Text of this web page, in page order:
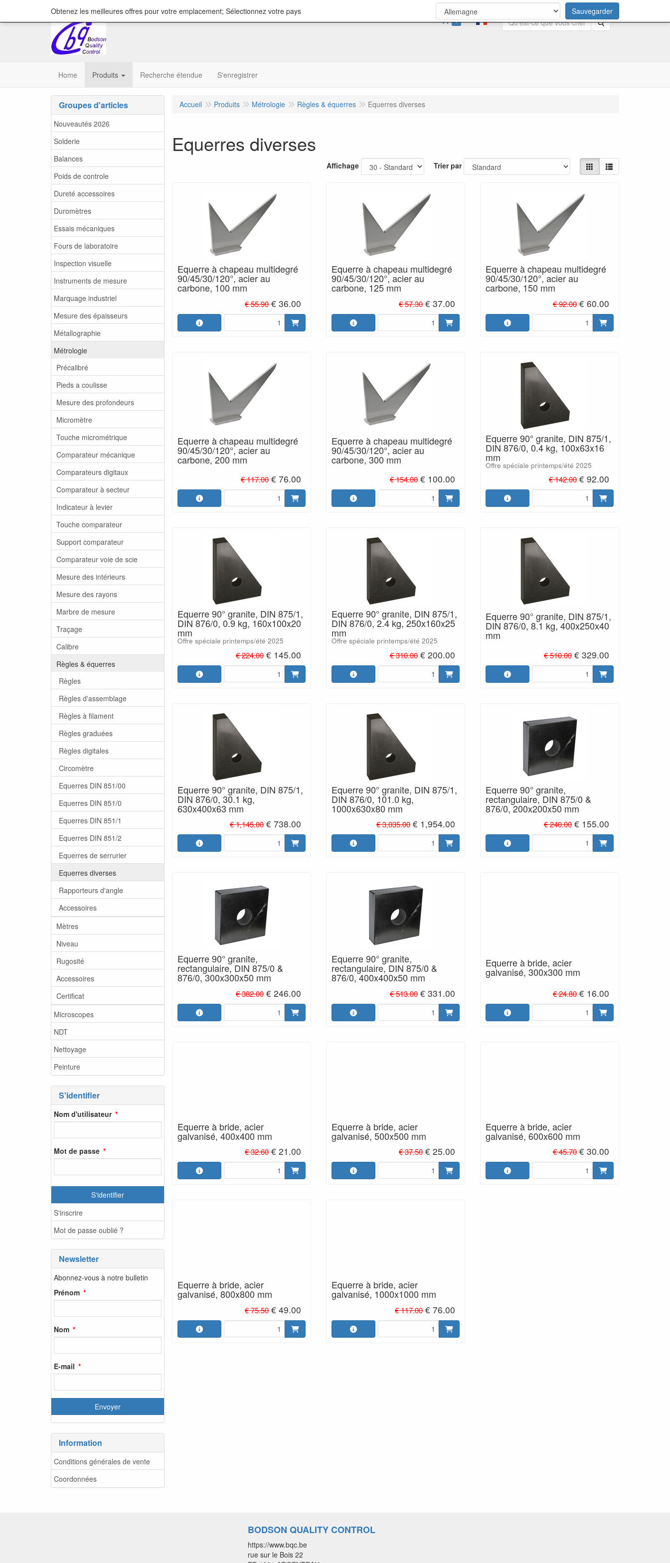
0 Rechercher
Home Produits Recherche étendue S'enregistrer
Groupes d'articles
Nouveautés 2026
Solderie
Balances
Poids de controle
Dureté accessoires
Duromètres
Essais mécaniques
Fours de laboratoire
Inspection visuelle
Instruments de mesure
Marquage industriel
Mesure des épaisseurs
Métallographie
Métrologie
Précalibré
Pieds a coulisse
Mesure des profondeurs
Micromètre
Touche micrométrique
Comparateur mécanique
Comparateurs digitaux
Comparateur à secteur
Indicateur à levier
Touche comparateur
Support comparateur
Comparateur voie de scie
Mesure des intérieurs
Mesure des rayons
Marbre de mesure
Traçage
Calibre
Règles & équerres
Règles
Règles d'assemblage
Règles à filament
Règles graduées
Règles digitales
Circomètre
Equerres DIN 851/00
Equerres DIN 851/0
Equerres DIN 851/1
Equerres DIN 851/2
Equerres de serrurier
Equerres diverses
Rapporteurs d'angle
Accessoires
Mètres
Niveau
Rugosité
Accessoires
Certificat
Microscopes
NDT
Nettoyage
Peinture
S'identifier
Nom d'utilisateur
Mot de passe
S'identifier
S'inscrire
Mot de passe oublié ?
Newsletter
Abonnez-vous à notre bulletin
Prénom
Nom
E-mail
Information
Conditions générales de vente
Coordonnées
Accueil Produits Métrologie Règles & équerres Equerres diverses
Equerres diverses
Affichage Trier par
Equerre à chapeau multidegré
90/45/30/120°, acier au
carbone, 100 mm
€ 55.90 € 36.00
Equerre à chapeau multidegré
90/45/30/120°, acier au
carbone, 125 mm
€ 57.30 € 37.00
Equerre à chapeau multidegré
90/45/30/120°, acier au
carbone, 150 mm
€ 92.00 € 60.00
Equerre à chapeau multidegré
90/45/30/120°, acier au
carbone, 200 mm
€ 117.00 € 76.00
Equerre à chapeau multidegré
90/45/30/120°, acier au
carbone, 300 mm
€ 154.00 € 100.00
Equerre 90° granite, DIN 875/1,
DIN 876/0, 0.4 kg, 100x63x16
mm
Offre spéciale printemps/été 2025
€ 142.00 € 92.00
Equerre 90° granite, DIN 875/1,
DIN 876/0, 0.9 kg, 160x100x20
mm
Offre spéciale printemps/été 2025
€ 224.00 € 145.00
Equerre 90° granite, DIN 875/1,
DIN 876/0, 2.4 kg, 250x160x25
mm
Offre spéciale printemps/été 2025
€ 310.00 € 200.00
Equerre 90° granite, DIN 875/1,
DIN 876/0, 8.1 kg, 400x250x40
mm
€ 510.00 € 329.00
Equerre 90° granite, DIN 875/1,
DIN 876/0, 30.1 kg,
630x400x63 mm
€ 1,145.00 € 738.00
Equerre 90° granite, DIN 875/1,
DIN 876/0, 101.0 kg,
1000x630x80 mm
€ 3,035.00 € 1,954.00
Equerre 90° granite,
rectangulaire, DIN 875/0 &
876/0, 200x200x50 mm
€ 240.00 € 155.00
Equerre 90° granite,
rectangulaire, DIN 875/0 &
876/0, 300x300x50 mm
€ 382.00 € 246.00
Equerre 90° granite,
rectangulaire, DIN 875/0 &
876/0, 400x400x50 mm
€ 513.00 € 331.00
Equerre à bride, acier
galvanisé, 300x300 mm
€ 24.80 € 16.00
Equerre à bride, acier
galvanisé, 400x400 mm
€ 32.60 € 21.00
Equerre à bride, acier
galvanisé, 500x500 mm
€ 37.50 € 25.00
Equerre à bride, acier
galvanisé, 600x600 mm
€ 45.70 € 30.00
Equerre à bride, acier
galvanisé, 800x800 mm
€ 75.50 € 49.00
Equerre à bride, acier
galvanisé, 1000x1000 mm
€ 117.00 € 76.00
BODSON QUALITY CONTROL
https://www.bqc.be
rue sur le Bois 22
Obtenez les meilleures offres pour votre emplacement; Sélectionnez votre pays Sauvegarder